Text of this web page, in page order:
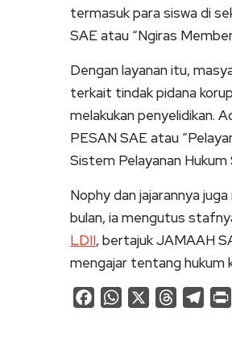
termasuk para siswa di
SAE atau “Ngiras
Dengan layanan itu,
terkait tindak pidana
melakukan penyelidikan.
PESAN SAE atau
Sistem Pelayanan
Nophy dan jajarannya
bulan, ia mengutus
LDII, bertajuk JAMAAH
mengajar tentang hukum
FacebookWhatsApp Threads